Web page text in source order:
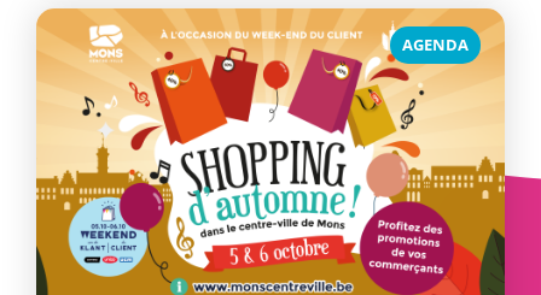
AGENDA